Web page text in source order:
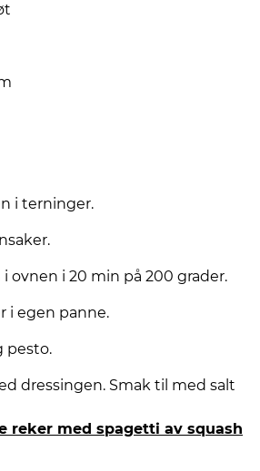
i terninger.
ovnen i 20 min på 200 grader.
i egen panne.
pesto.
dressingen. Smak til med salt
reker med spagetti av squash